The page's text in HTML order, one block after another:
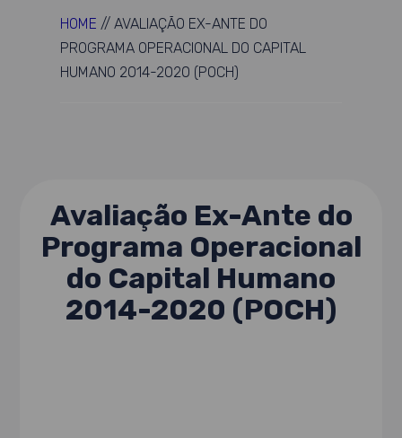
HOME //AVALIAÇÃO EX-ANTE DO
PROGRAMA OPERACIONAL DO CAPITAL
HUMANO 2014-2020 (POCH)
Avaliação Ex-Ante do
Programa Operacional
do Capital Humano
2014-2020 (POCH)